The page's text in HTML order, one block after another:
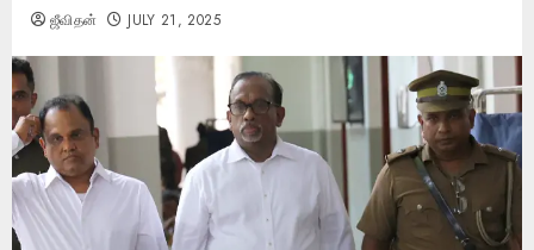
ஜீவிதன் JULY 21, 2025